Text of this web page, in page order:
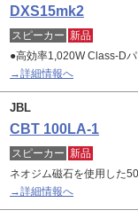
DXS15mk2
スピーカー 新品
●高効率1,020W Class-D
→詳細情報へ
JBL
CBT 100LA-1
スピーカー 新品
ネオジム磁石を使用した
→詳細情報へ